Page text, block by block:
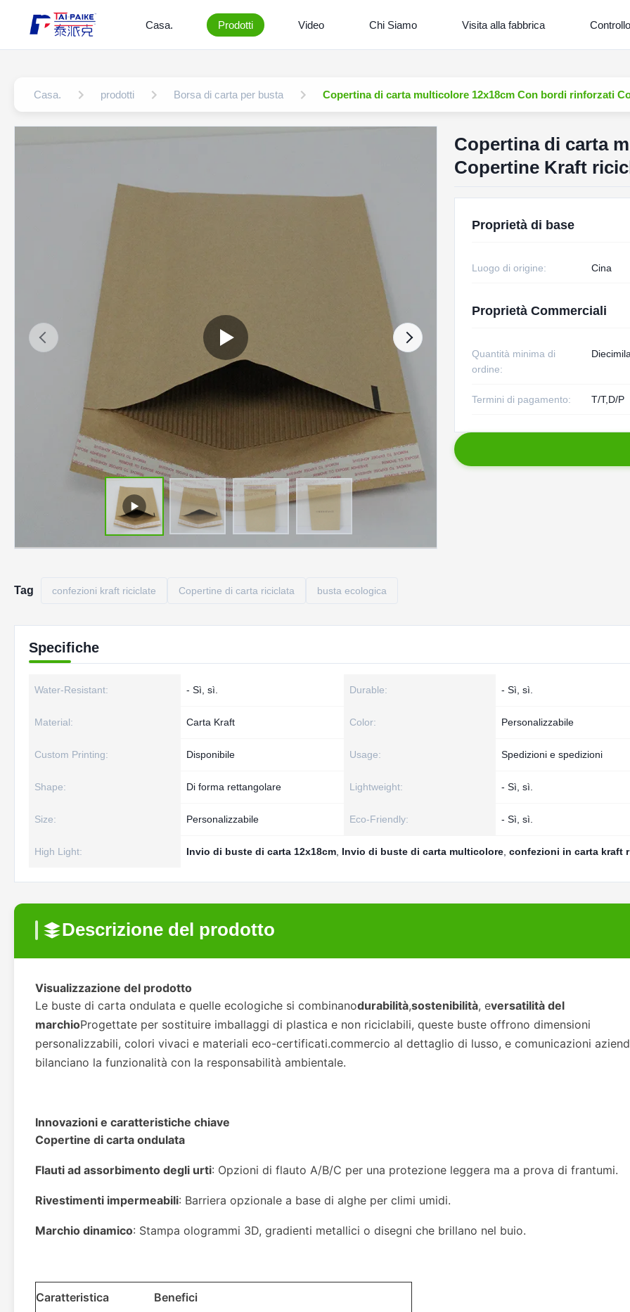
Casa. Prodotti Video Chi Siamo Visita alla fabbrica
Casa. prodotti Borsa di carta per busta Copertina di carta multicolore 12x18cm Con bordi rinforzati
Copertina di carta
Copertine Kraft
Proprietà di base
Luogo di origine: Cina
Proprietà Commerciali
Quantità minima di
ordine:
Termini di pagamento: T/T,D/P
Tag confezioni kraft riciclate Copertine di carta riciclata busta ecologica
Specifiche
Water-Resistant: - Sì, sì. Durable: - Sì, sì.
Material: Carta Kraft Color: Personalizzabile
Custom Printing: Disponibile Usage: Spedizioni e spedizioni
Shape: Di forma rettangolare Lightweight: - Sì, sì.
Size: Personalizzabile Eco-Friendly: - Sì, sì.
High Light: Invio di buste di carta 12x18cm Invio di buste di carta multicolore confezioni in carta kraft
Descrizione del prodotto
Visualizzazione del prodotto
Le buste di carta ondulata e quelle ecologiche si combinanodurabilità,sostenibilità, eversatilità del
marchioProgettate per sostituire imballaggi di plastica e non riciclabili, queste buste offrono dimensioni
personalizzabili, colori vivaci e materiali eco-certificati.commercio al dettaglio di lusso, e comunicazioni
bilanciano la funzionalità con la responsabilità ambientale.
Innovazioni e caratteristiche chiave
Copertine di carta ondulata
Flauti ad assorbimento degli urti: Opzioni di flauto A/B/C per una protezione leggera ma a prova di frantumi.
Rivestimenti impermeabili: Barriera opzionale a base di alghe per climi umidi.
Marchio dinamico: Stampa ologrammi 3D, gradienti metallici o disegni che brillano nel buio.
Caratteristica Benefici